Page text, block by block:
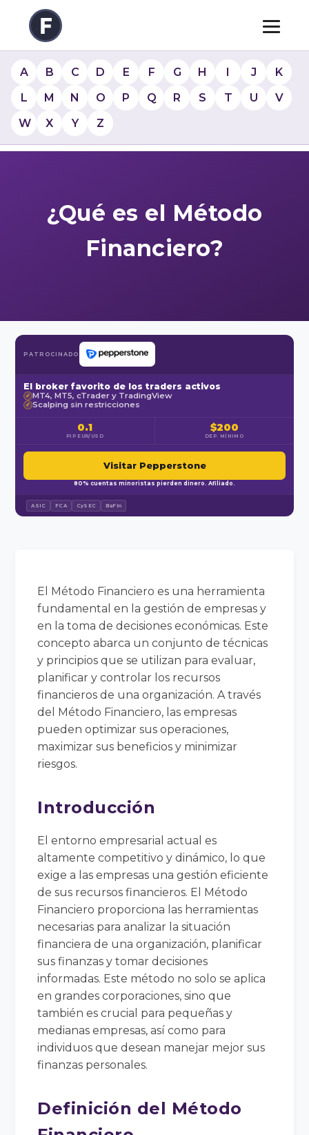
A B C D E F G H I J
K
L
M N O P Q R S T U
V
W
X Y Z
¿Qué es el Método
Financiero?
PATROCINADO
El broker favorito de los traders activos
✓ MT4, MT5, cTrader y TradingView
✓ Scalping sin restricciones
0.1
PIP EUR/USD
$200
DEP. MÍNIMO
Visitar Pepperstone
80% cuentas minoristas pierden dinero. Afiliado.
ASIC FCA CySEC BaFin
El Método Financiero es una herramienta
fundamental en la gestión de empresas y
en la toma de decisiones económicas. Este
concepto abarca un conjunto de técnicas
y principios que se utilizan para evaluar,
planificar y controlar los recursos
financieros de una organización. A través
del Método Financiero, las empresas
pueden optimizar sus operaciones,
maximizar sus beneficios y minimizar
riesgos.
Introducción
El entorno empresarial actual es
altamente competitivo y dinámico, lo que
exige a las empresas una gestión eficiente
de sus recursos financieros. El Método
Financiero proporciona las herramientas
necesarias para analizar la situación
financiera de una organización, planificar
sus finanzas y tomar decisiones
informadas. Este método no solo se aplica
en grandes corporaciones, sino que
también es crucial para pequeñas y
medianas empresas, así como para
individuos que desean manejar mejor sus
finanzas personales.
Definición del Método